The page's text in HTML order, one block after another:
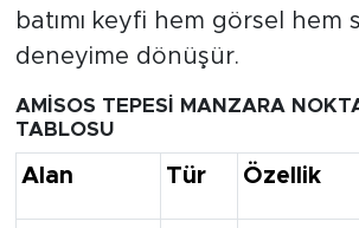
batımı keyfi hem görsel hem
deneyime dönüşür.
AMİSOS TEPESİ MANZARA
TABLOSU
Alan Tür Özellik